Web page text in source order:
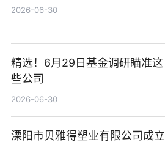
2026-06-30
精选！6月29日基金调研瞄准这
些公司
2026-06-30
溧阳市贝雅得塑业有限公司成立